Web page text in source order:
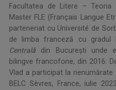
Facultatea de Litere –
Master FLE (Français Langue
parteneriat cu Université de
de limba franceză cu gradul
Centrală din București unde
bilingve francofone, din 2016.
Vlad a participat la
BELC Sèvres, France, iulie